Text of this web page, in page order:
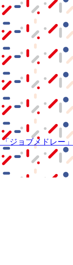
「ジョブメドレー」